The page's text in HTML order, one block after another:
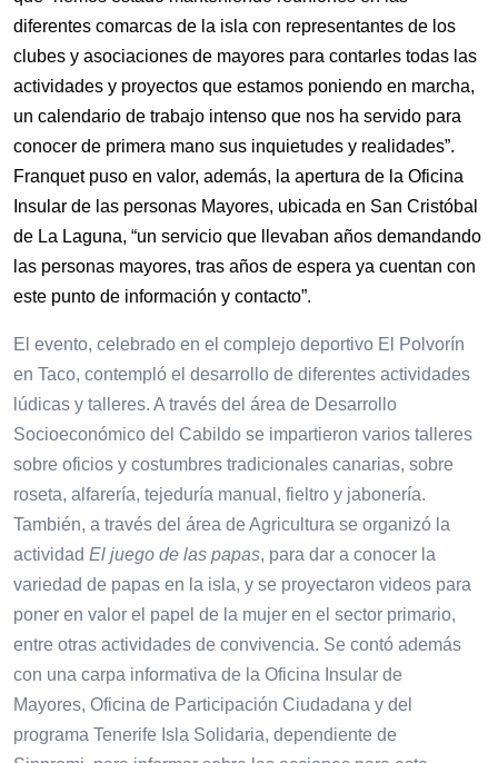
diferentes comarcas de la isla con representantes de los
clubes y asociaciones de mayores para contarles todas las
actividades y proyectos que estamos poniendo en marcha,
un calendario de trabajo intenso que nos ha servido para
conocer de primera mano sus inquietudes y realidades”.
Franquet puso en valor, además, la apertura de la Oficina
Insular de las personas Mayores, ubicada en San Cristóbal
de La Laguna, “un servicio que llevaban años demandando
las personas mayores, tras años de espera ya cuentan con
este punto de información y contacto”.
El evento, celebrado en el complejo deportivo El Polvorín
en Taco, contempló el desarrollo de diferentes actividades
lúdicas y talleres. A través del área de Desarrollo
Socioeconómico del Cabildo se impartieron varios talleres
sobre oficios y costumbres tradicionales canarias, sobre
roseta, alfarería, tejeduría manual, fieltro y jabonería.
También, a través del área de Agricultura se organizó la
actividad El juego de las papas, para dar a conocer la
variedad de papas en la isla, y se proyectaron videos para
poner en valor el papel de la mujer en el sector primario,
entre otras actividades de convivencia. Se contó además
con una carpa informativa de la Oficina Insular de
Mayores, Oficina de Participación Ciudadana y del
programa Tenerife Isla Solidaria, dependiente de